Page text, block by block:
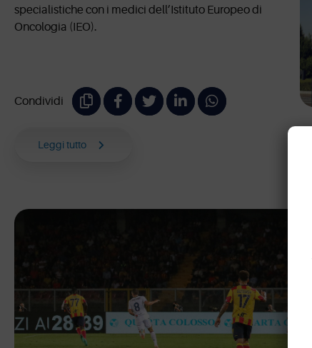
specialistiche con i medici dell’Istituto Europeo di
Oncologia (IEO).
Condividi
Leggi tutto